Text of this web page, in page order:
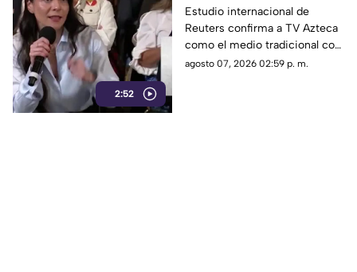
2:52
Mañanera: Estudio de
Reuters confirma
liderazgo de TV Azteca
en alcance y
Estudio internacional de
Reuters confirma a TV Azteca
como el medio tradicional con
mayor alcance y credibilidad
agosto 07, 2026 02:59 p. m.